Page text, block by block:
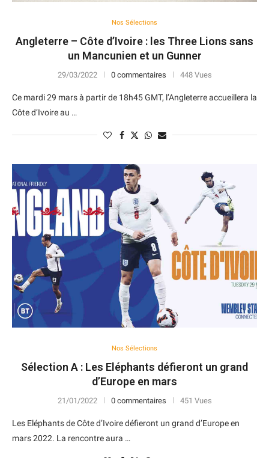
Nos Sélections
Angleterre – Côte d’Ivoire : les Three Lions sans
un Mancunien et un Gunner
29/03/2022 0 commentaires 448 Vues
Ce mardi 29 mars à partir de 18h45 GMT, l’Angleterre accueillera la
Côte d’Ivoire au …
Nos Sélections
Sélection A : Les Eléphants défieront un grand
d’Europe en mars
21/01/2022 0 commentaires 451 Vues
Les Eléphants de Côte d’Ivoire défieront un grand d’Europe en
mars 2022. La rencontre aura …